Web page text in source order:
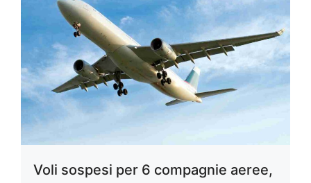
Voli sospesi per 6 compagnie aeree,